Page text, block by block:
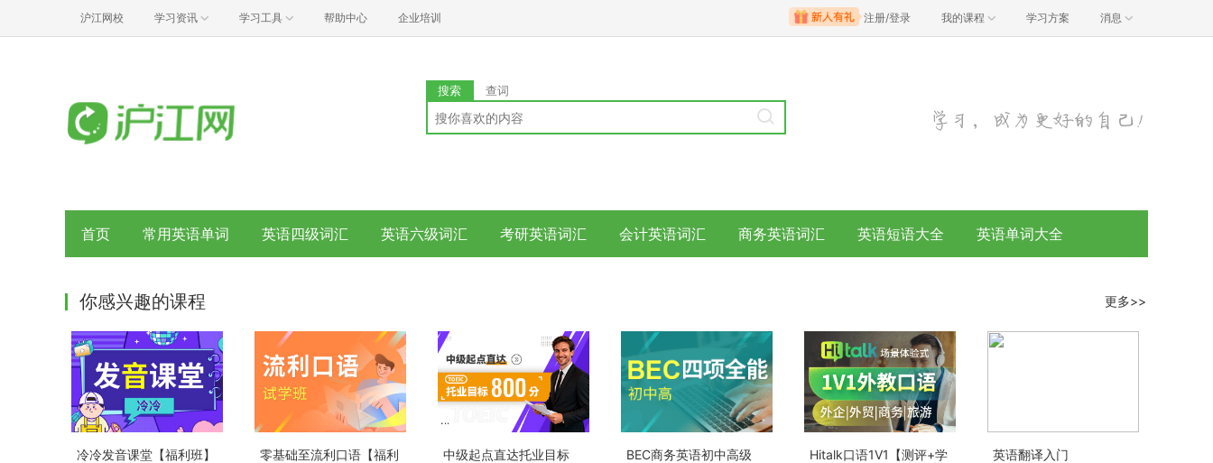
沪江网校 学习资讯 学习工具 帮助中心 企业培训 注册/登录 我的课程 学习方案 消息
搜索 查词
首页 常用英语单词 英语四级词汇 英语六级词汇 考研英语词汇 会计英语词汇 商务英语词汇 英语短语大全 英语单词大全
你感兴趣的课程 更多>>
冷冷发音课堂【福利班】
零基础至流利口语【福利
中级起点直达托业目标
BEC商务英语初中高级
Hitalk口语1V1【测评+学
英语翻译入门